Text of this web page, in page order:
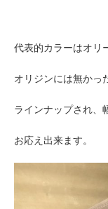
代表的カラーはオリ
オリジンには無かっ
ラインナップされ、
お応え出来ます。